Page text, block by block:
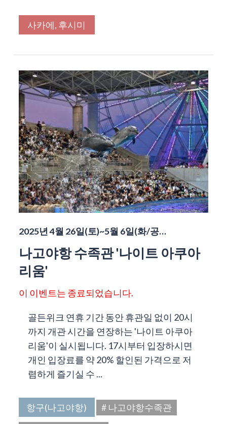
사카에, 후시미
2025년 4월 26일(토)~5월 6일(화/공…
나고야항 수족관 '나이트 아쿠아
리움'
이 이벤트는 종료되었습니다.
골든위크 연휴 기간 동안 휴관일 없이 20시
까지 개관 시간을 연장하는 '나이트 아쿠아
리움'이 실시됩니다. 17시부터 입장하시면
개인 입장료를 약 20% 할인된 가격으로 저
렴하게 즐기실 수 ...
항구(나고야항)
# 나고야항수족관